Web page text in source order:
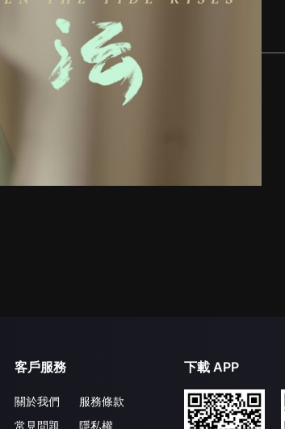
客戶服務
關於我們
常見問題
服務條款
隱私權
下載 APP